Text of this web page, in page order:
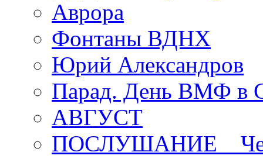
Аврора
Фонтаны ВДНХ
Юрий Александров
Парад. День ВМФ в
АВГУСТ
ПОСЛУШАНИЕ _